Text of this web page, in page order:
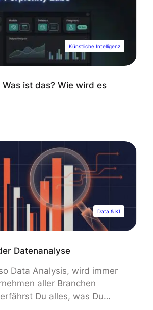
der Vorhersagen des
in der Produktion […]
Künstliche Intelligenz
ist das? Wie wird es
Data & KI
Datenanalyse
Data Analysis, wird immer
aller Branchen
Du alles, was Du